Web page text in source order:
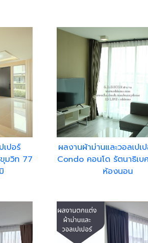
เปอร์
มวิท 77
ผลงานผ้าม่านและวอลเปเ
Condo คอนโด รัตนาธิเบ
ห้องนอน